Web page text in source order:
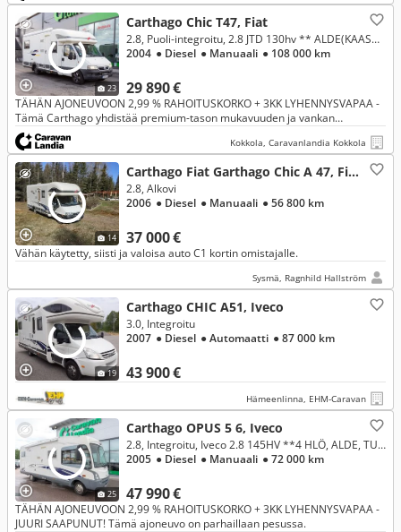
23
Carthago Chic T47, Fiat
29 890 €
2.8, Puoli-integroitu, 2.8 JTD 130hv ** ALDE(KAASU/SÄHKÖ), INVERTTERI+AURINKOPANEELI, PARIVUODE PITKITTÄIN **
2004 ● Diesel ● Manuaali ● 108 000 km
TÄHÄN AJONEUVOON 2,99 % RAHOITUSKORKO + 3KK LYHENNYSVAPAA -
Tämä Carthago yhdistää premium-tason mukavuuden ja vankan
rakenteen, tarjoten hienot puitteet omavaraiseen matkailuun ja vapauteen
ympäri v
Kokkola, Caravanlandia Kokkola
14
Carthago Fiat Garthago Chic A 47, Fiat
37 000 €
2.8, Alkovi
2006 ● Diesel ● Manuaali ● 56 800 km
Vähän käytetty, siisti ja valoisa auto C1 kortin omistajalle.
Sysmä, Ragnhild Hallström
19
Carthago CHIC A51, Iveco
43 900 €
3.0, Integroitu
2007 ● Diesel ● Automaatti ● 87 000 km
Hämeenlinna, EHM-Caravan
25
Carthago OPUS 5 6, Iveco
47 990 €
2.8, Integroitu, Iveco 2.8 145HV **4 HLÖ, ALDE, TUPLAPOHJA, VETOKOUKKU, INVERTTERI**
2005 ● Diesel ● Manuaali ● 72 000 km
TÄHÄN AJONEUVOON 2,99 % RAHOITUSKORKO + 3KK LYHENNYSVAPAA -
JUURI SAAPUNUT! Tämä ajoneuvo on parhaillaan pesussa.